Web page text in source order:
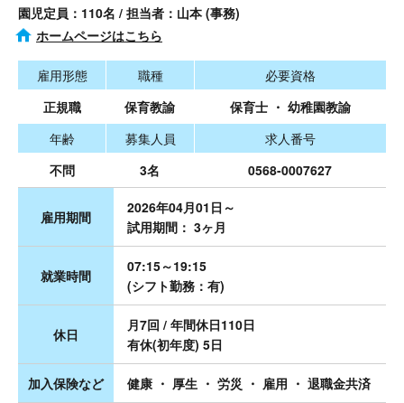
園児定員：110名 / 担当者：山本 (事務)
ホームページはこちら
雇用形態 職種
必要資格
正規職
保育教諭
保育士 ・ 幼稚園教諭
年齢
募集人員
求人番号
不問
3名 0568-0007627
雇用期間
2026年04月01日～
試用期間： 3ヶ月
就業時間
07:15～19:15
(シフト勤務：有)
休日
月7回 / 年間休日110日
有休(初年度) 5日
加入保険など 健康 ・ 厚生 ・ 労災 ・ 雇用 ・ 退職金共済